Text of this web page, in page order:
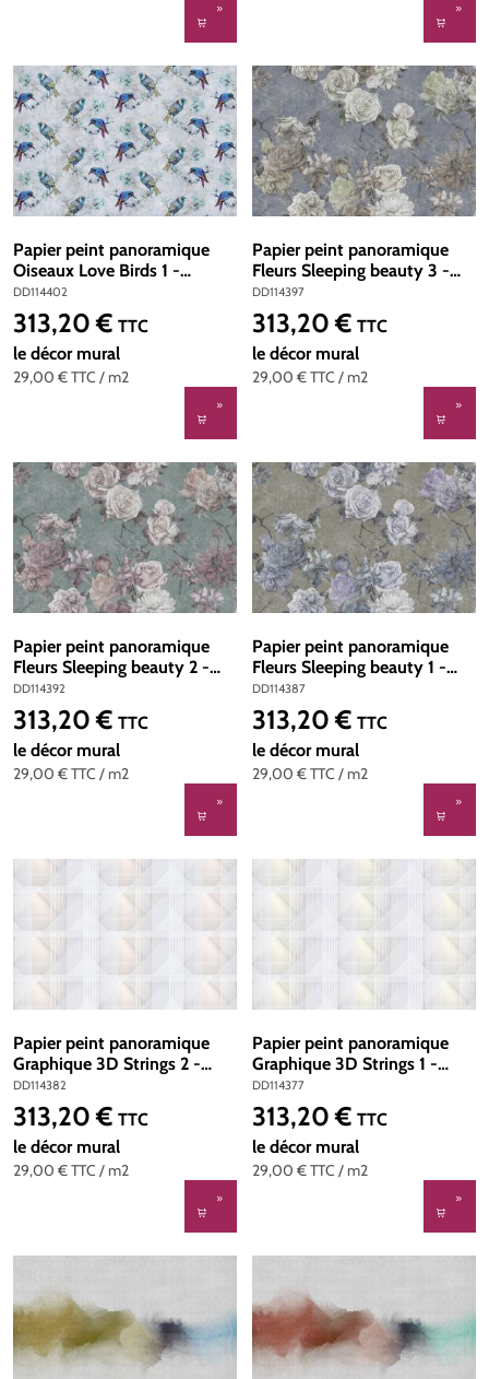
Papier peint panoramique
Oiseaux Love Birds 1 -
Référence DD114402 -
Intissé 200g/m2 - Standard
400 x 270
DD114402
29,00 €TTC / m2
Prix régulier :
313,20 € TTC
le décor mural
Papier peint panoramique
Fleurs Sleeping beauty 3 -
Référence DD114397 - Intissé
200g/m2 - Standard 400 x
270
DD114397
29,00 €TTC / m2
Prix régulier :
313,20 € TTC
le décor mural
Papier peint panoramique
Fleurs Sleeping beauty 2 -
Référence DD114392 - Intissé
200g/m2 - Standard 400 x
270
DD114392
29,00 €TTC / m2
Prix régulier :
313,20 € TTC
le décor mural
Papier peint panoramique
Fleurs Sleeping beauty 1 -
Référence DD114387 -
Intissé 200g/m2 - Standard
400 x 270
DD114387
29,00 €TTC / m2
Prix régulier :
313,20 € TTC
le décor mural
Papier peint panoramique
Graphique 3D Strings 2 -
Référence DD114382 -
Intissé 200g/m2 - Standard
400 x 270
DD114382
29,00 €TTC / m2
Prix régulier :
313,20 € TTC
le décor mural
Papier peint panoramique
Graphique 3D Strings 1 -
Référence DD114377 - Intissé
200g/m2 - Standard 400 x
270
DD114377
29,00 €TTC / m2
Prix régulier :
313,20 € TTC
le décor mural